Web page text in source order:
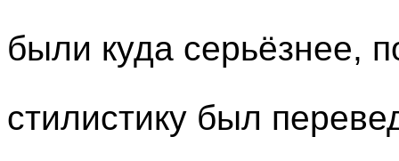
были куда серьёзнее,
стилистику был